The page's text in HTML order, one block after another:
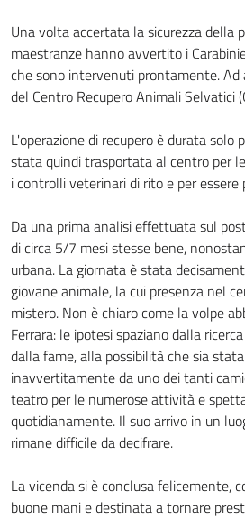
Una volta accertata la sicurezza della
maestranze hanno avvertito i
che sono intervenuti prontamente. Ad
del Centro Recupero Animali Selvatici
L'operazione di recupero è durata solo
stata quindi trasportata al centro per
i controlli veterinari di rito e per
Da una prima analisi effettuata sul
di circa 5/7 mesi stesse bene,
urbana. La giornata è stata
giovane animale, la cui presenza nel
mistero. Non è chiaro come la volpe
Ferrara: le ipotesi spaziano dalla
dalla fame, alla possibilità che sia
inavvertitamente da uno dei tanti
teatro per le numerose attività e
quotidianamente. Il suo arrivo in un
rimane difficile da decifrare.
La vicenda si è conclusa felicemente,
buone mani e destinata a tornare